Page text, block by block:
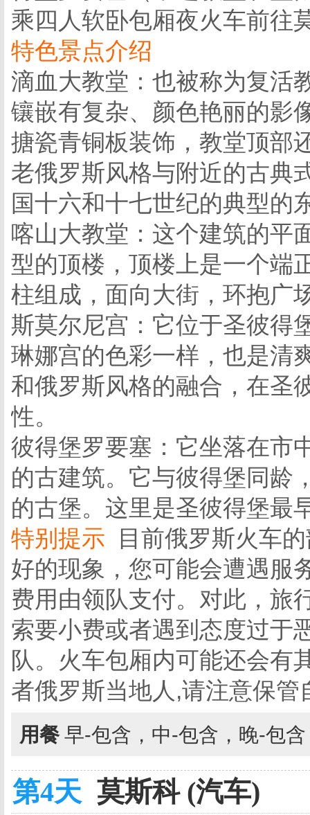
乘四人软卧包厢夜火车前往
特色景点介绍
滴血大教堂：也被称为复活
镶嵌有复杂、颜色艳丽的影
搪瓷青铜板装饰，教堂顶部
老俄罗斯风格与附近的古典
国十六和十七世纪的典型的
喀山大教堂：这个建筑的平
型的顶楼，顶楼上是一个端
柱组成，面向大街，环抱广
斯莫尔尼宫：它位于圣彼得
琳娜宫的色彩一样，也是清
和俄罗斯风格的融合，在圣
性。
彼得堡罗要塞：它坐落在市
的古建筑。它与彼得堡同龄
的古堡。这里是圣彼得堡最
特别提示
目前俄罗斯火车
好的现象，您可能会遭遇服
费用由领队支付。对此，旅
索要小费或者遇到态度过于
队。火车包厢内可能还会有
者俄罗斯当地人,请注意保管
用餐 早-包含，中-包含，晚-包
第4天 莫斯科 (汽车)